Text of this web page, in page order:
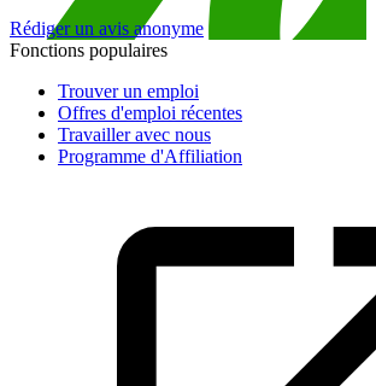
Rédiger un avis anonyme
Fonctions populaires
Trouver un emploi
Offres d'emploi récentes
Travailler avec nous
Programme d'Affiliation